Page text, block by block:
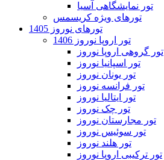
تور نمایشگاهی آسیا
تورهای ویژه کریسمس
تورهای نوروز 1405
تور اروپا نوروز 1406
تور گروهی اروپا نوروز
تور اسپانیا نوروز
تور یونان نوروز
تور فرانسه نوروز
تور ایتالیا نوروز
تور چک نوروز
تور مجارستان نوروز
تور سوئیس نوروز
تور هلند نوروز
تور ترکیبی اروپا نوروز